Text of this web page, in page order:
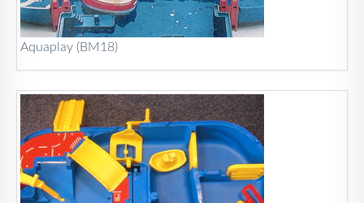
Aquaplay (BM18)